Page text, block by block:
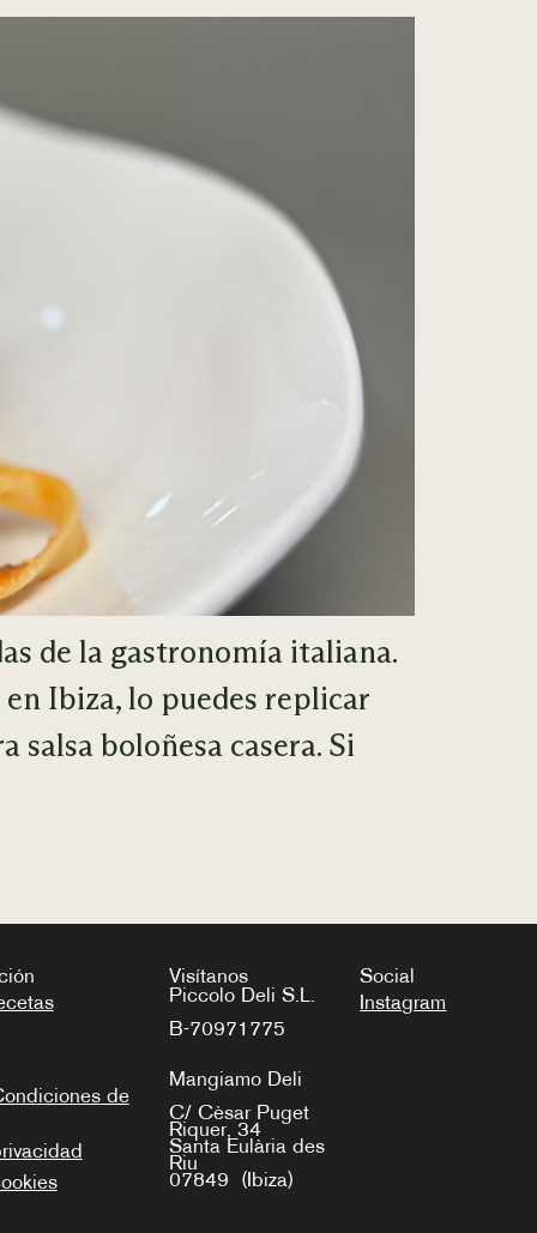
de la gastronomía italiana.
Ibiza, lo puedes replicar
boloñesa casera. Si
de
Visítanos
Piccolo Deli S.L.
B-70971775
Mangiamo Deli
C/ Cèsar Puget
Riquer, 34
Santa Eulària des
Riu
07849 (Ibiza)
Social
Instagram